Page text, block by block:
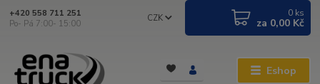
Eshop
CZK
+420 558 711 251
Po- Pá 7:00- 15:00
0 ks
za 0,00 Kč